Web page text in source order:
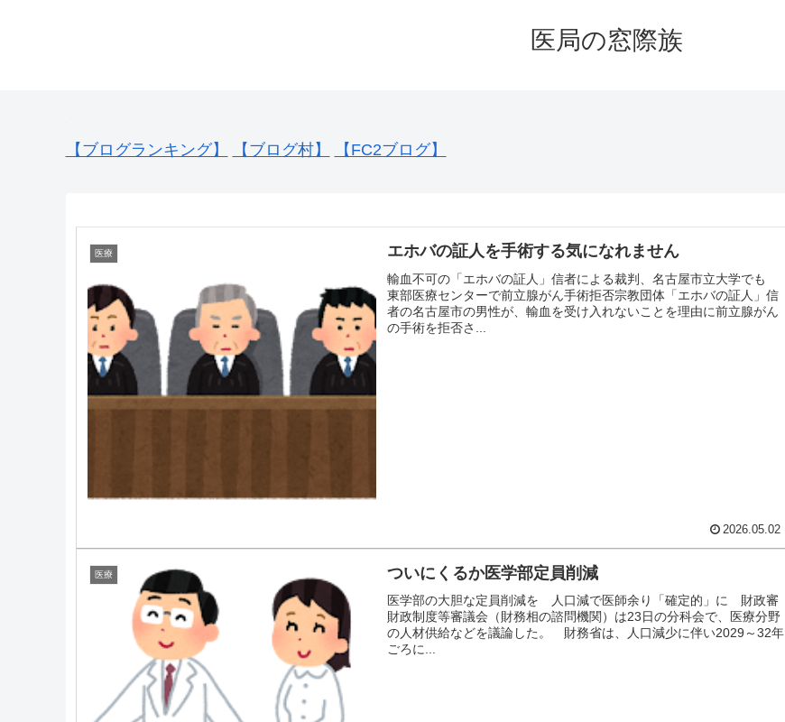
医局の窓際族
【ブログランキング】 【ブログ村】 【FC2ブログ】
医療 エホバの証人を手術する気になれません
輸血不可の「エホバの証人」信者による裁判、名古屋市立大学でも
東部医療センターで前立腺がん手術拒否宗教団体「エホバの証人」信
者の名古屋市の男性が、輸血を受け入れないことを理由に前立腺がん
の手術を拒否さ...
2026.05.02
医療 ついにくるか医学部定員削減
医学部の大胆な定員削減を 人口減で医師余り「確定的」に 財政審
財政制度等審議会（財務相の諮問機関）は23日の分科会で、医療分野
の人材供給などを議論した。 財務省は、人口減少に伴い2029～32年
ごろに...